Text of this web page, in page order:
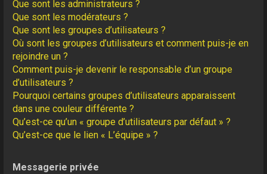
Que sont les administrateurs ?
Que sont les modérateurs ?
Que sont les groupes d’utilisateurs ?
Où sont les groupes d’utilisateurs et comment puis-je en
rejoindre un ?
Comment puis-je devenir le responsable d’un groupe
d’utilisateurs ?
Pourquoi certains groupes d’utilisateurs apparaissent
dans une couleur différente ?
Qu’est-ce qu’un « groupe d’utilisateurs par défaut » ?
Qu’est-ce que le lien « L’équipe » ?
Messagerie privée